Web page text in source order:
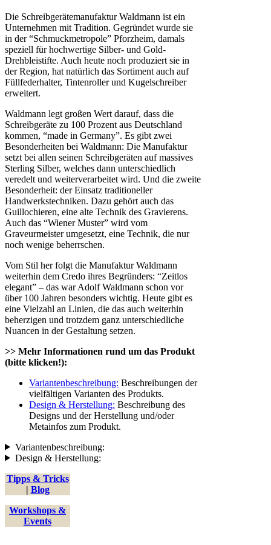
Die Schreibgerätemanufaktur Waldmann ist ein
Unternehmen mit Tradition. Gegründet wurde sie
in der “Schmuckmetropole” Pforzheim, damals
speziell für hochwertige Silber- und Gold-
Drehbleistifte. Auch heute noch produziert sie in
der Region, hat natürlich das Sortiment auch auf
Füllfederhalter, Tintenroller und Kugelschreiber
erweitert.
Waldmann legt großen Wert darauf, dass die
Schreibgeräte zu 100 Prozent aus Deutschland
kommen, “made in Germany”. Es gibt zwei
Besonderheiten bei Waldmann: Die Manufaktur
setzt bei allen seinen Schreibgeräten auf massives
Sterling Silber, welches dann unterschiedlich
veredelt und weiterverarbeitet wird. Und die zweite
Besonderheit: der Einsatz traditioneller
Handwerkstechniken. Dazu gehört auch das
Guillochieren, eine alte Technik des Gravierens.
Auch das “Wiener Muster” wird vom
Graveurmeister umgesetzt, eine Technik, die nur
noch wenige beherrschen.
Vom Stil her folgt die Manufaktur Waldmann
weiterhin dem Credo ihres Begründers: “Zeitlos
elegant” – das war Adolf Waldmann schon vor
über 100 Jahren besonders wichtig. Heute gibt es
eine Vielzahl an Linien, die das auch weiterhin
beherzigen und trotzdem ganz unterschiedliche
Nuancen in der Gestaltung setzen.
>> Mehr Informationen rund um das Produkt
(bitte klicken!):
Variantenbeschreibung: Beschreibungen der
vielfältigen Varianten des Produkts.
Design & Herstellung: Beschreibung des
Designs und der Herstellung und/oder
Metainfos zum Produkt.
Variantenbeschreibung:
Design & Herstellung:
Tipps & Tricks
| Blog
Workshops &
Events